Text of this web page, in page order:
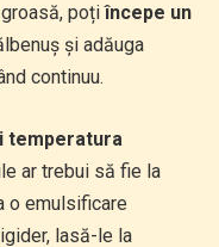
poțiîncepe un
și adăuga
continuu.
temperatura
ar trebui să fie la
o emulsificare
lasă-le la